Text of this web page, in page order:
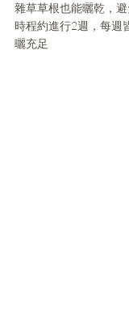
雜草草根也能曬乾，
時程約進行2週，每週
曬充足